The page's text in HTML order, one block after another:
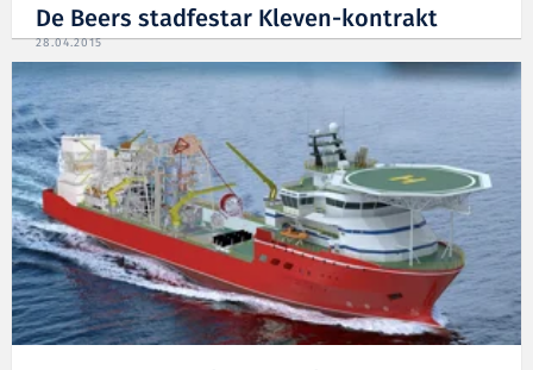
De Beers stadfestar Kleven-kontrakt
28.04.2015